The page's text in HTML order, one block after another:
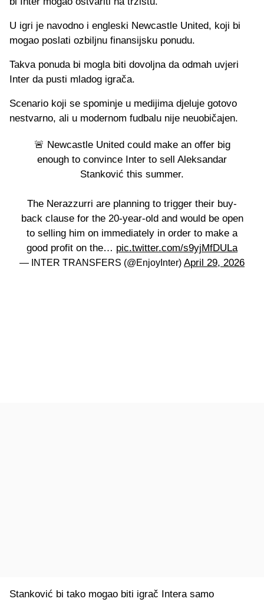
U igri je navodno i engleski Newcastle United, koji bi
mogao poslati ozbiljnu finansijsku ponudu.
Takva ponuda bi mogla biti dovoljna da odmah uvjeri
Inter da pusti mladog igrača.
Scenario koji se spominje u medijima djeluje gotovo
nestvarno, ali u modernom fudbalu nije neuobičajen.
🚨 Newcastle United could make an offer big
enough to convince Inter to sell Aleksandar
Stanković this summer.
The Nerazzurri are planning to trigger their buy-
back clause for the 20-year-old and would be open
to selling him on immediately in order to make a
good profit on the… pic.twitter.com/s9yjMfDULa
— INTER TRANSFERS (@EnjoyInter) April 29, 2026
Stanković bi tako mogao biti igrač Intera samo